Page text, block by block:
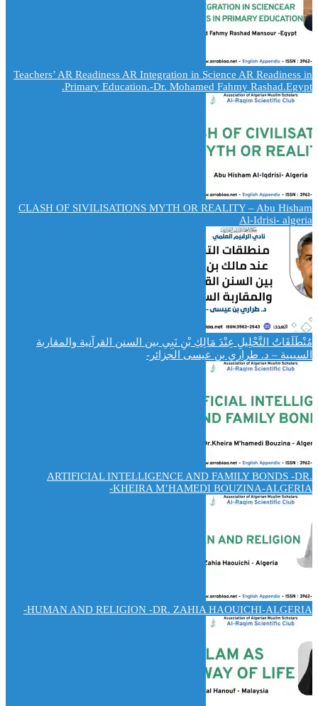
Teachers’ AR Readiness AR Integration in Science AR Readiness in
Primary Education.-Dr. Mohamed Fahmy Rashad.Egypt.
CLASH OF SIVILISATIONS MYTH OR REALITY – Abu Hisham
Al-Idrisi- algeria
مُنْطَلَقَاتُ التَّحْلِيلِ عِنْدَ مَالِكِ بْنِ نَبِي بين السنن القرآنية والمقاربة
السببية – د. طراري بن عيسى الجزائر-
ARTIFICIAL INTELLIGENCE AND FAMILY BONDS -DR.
KHEIRA M’HAMEDI BOUZINA-ALGERIA-
HUMAN AND RELIGION -DR. ZAHIA HAOUICHI-ALGERIA-